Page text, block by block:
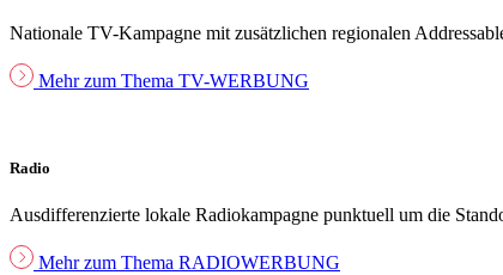
Nationale TV-Kampagne mit zusätzlichen regionalen
Mehr zum Thema TV-WERBUNG
Radio
Ausdifferenzierte lokale Radiokampagne punktuell um die
Mehr zum Thema RADIOWERBUNG